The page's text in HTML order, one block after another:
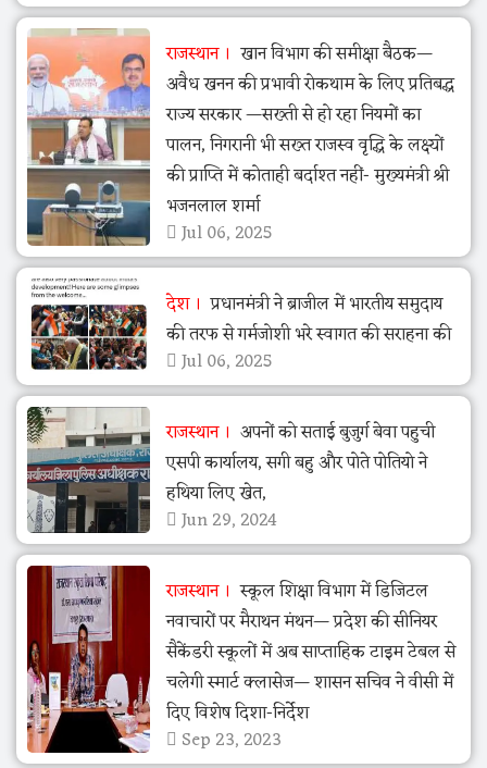
राजस्थान
खान विभाग की समीक्षा बैठक—
अवैध खनन की प्रभावी रोकथाम के लिए प्रतिबद्ध
राज्य सरकार —सख्ती से हो रहा नियमों का
पालन, निगरानी भी सख्त राजस्व वृद्धि के लक्ष्यों
की प्राप्ति में कोताही बर्दाश्त नहीं- मुख्यमंत्री श्री
भजनलाल शर्मा
Jul 06, 2025
देश
प्रधानमंत्री ने ब्राजील में भारतीय समुदाय
की तरफ से गर्मजोशी भरे स्वागत की सराहना की
Jul 06, 2025
राजस्थान
अपनों को सताई बुजुर्ग बेवा पहुची
एसपी कार्यालय, सगी बहु और पोते पोतियो ने
हथिया लिए खेत,
Jun 29, 2024
राजस्थान
स्कूल शिक्षा विभाग में डिजिटल
नवाचारों पर मैराथन मंथन— प्रदेश की सीनियर
सैकेंडरी स्कूलों में अब साप्ताहिक टाइम टेबल से
चलेगी स्मार्ट क्लासेज— शासन सचिव ने वीसी में
दिए विशेष दिशा-निर्देश
Sep 23, 2023